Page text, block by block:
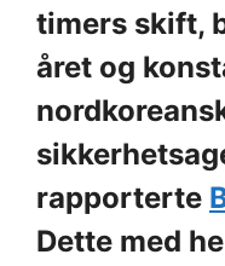
timers skift,
året og
rapporterte
Dette med